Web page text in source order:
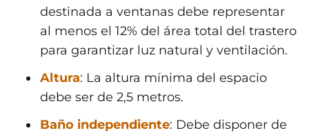
destinada a ventanas debe representar
al menos el 12% del área total del trastero
para garantizar luz natural y ventilación.
Altura: La altura mínima del espacio
debe ser de 2,5 metros.
Baño independiente: Debe disponer de